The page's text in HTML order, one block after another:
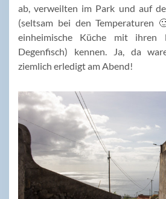
ab, verweilten im Park und auf
(seltsam bei den Temperaturen
einheimische Küche mit ihren
Degenfisch) kennen. Ja, da
ziemlich erledigt am Abend!